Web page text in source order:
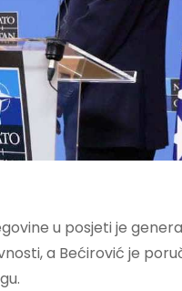
u posjeti je
a Bećirović je